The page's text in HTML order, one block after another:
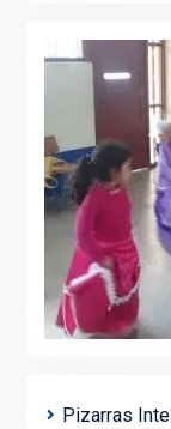
Pizarras